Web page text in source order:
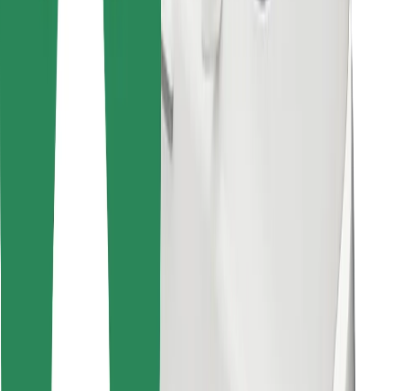
Знайди твою улюблену страву чи їжу!
Завантажити застосунок Bolt Food